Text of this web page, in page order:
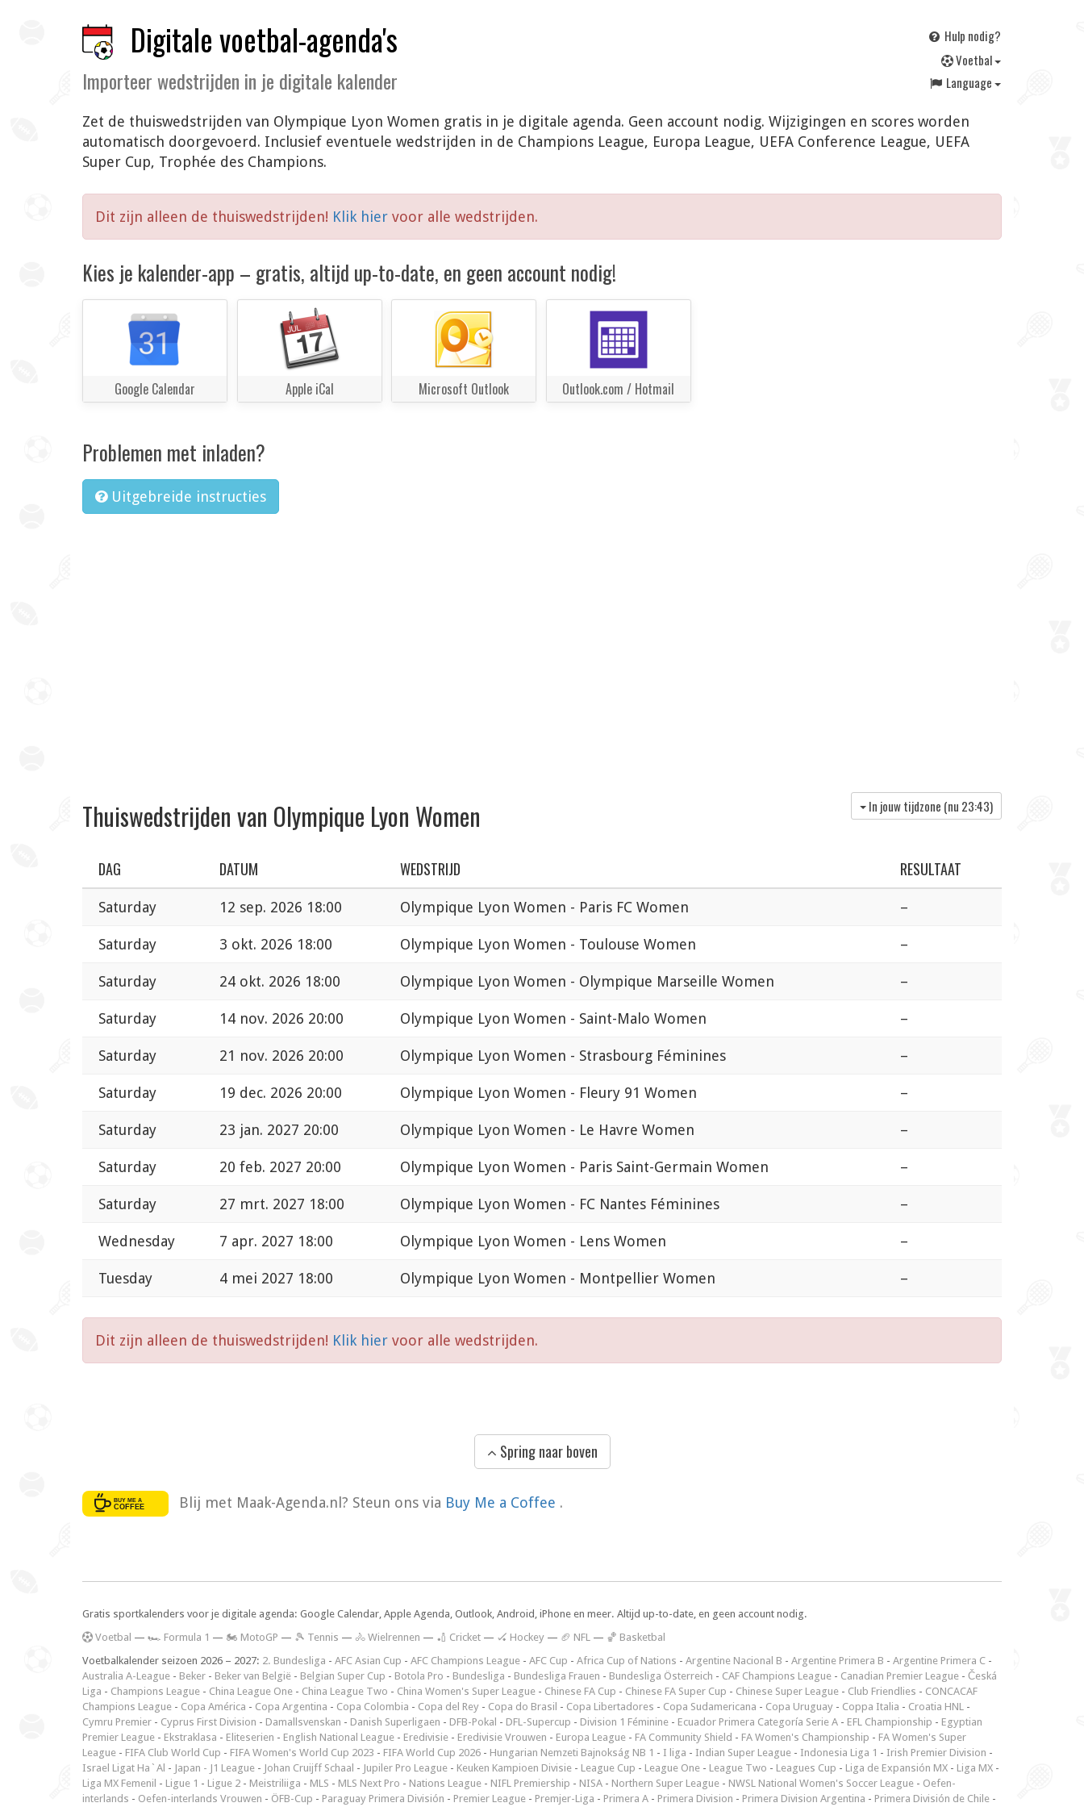
Digitale voetbal-agenda's
Importeer wedstrijden in je digitale kalender
Hulp nodig?
Voetbal
Language
Zet de thuiswedstrijden van Olympique Lyon Women gratis in je digitale agenda. Geen account nodig. Wijzigingen en scores worden
automatisch doorgevoerd. Inclusief eventuele wedstrijden in de Champions League, Europa League, UEFA Conference League, UEFA
Super Cup, Trophée des Champions.
Dit zijn alleen de thuiswedstrijden! Klik hier voor alle wedstrijden.
Kies je kalender-app – gratis, altijd up-to-date, en geen account nodig!
Google Calendar Apple iCal Microsoft Outlook Outlook.com / Hotmail
Problemen met inladen?
Uitgebreide instructies
Thuiswedstrijden van Olympique Lyon Women In jouw tijdzone (nu 23:43)
DAG DATUM WEDSTRIJD RESULTAAT
Saturday 12 sep. 2026 18:00 Olympique Lyon Women - Paris FC Women –
Saturday 3 okt. 2026 18:00 Olympique Lyon Women - Toulouse Women –
Saturday 24 okt. 2026 18:00 Olympique Lyon Women - Olympique Marseille Women –
Saturday 14 nov. 2026 20:00 Olympique Lyon Women - Saint-Malo Women –
Saturday 21 nov. 2026 20:00 Olympique Lyon Women - Strasbourg Féminines –
Saturday 19 dec. 2026 20:00 Olympique Lyon Women - Fleury 91 Women –
Saturday 23 jan. 2027 20:00 Olympique Lyon Women - Le Havre Women –
Saturday 20 feb. 2027 20:00 Olympique Lyon Women - Paris Saint-Germain Women –
Saturday 27 mrt. 2027 18:00 Olympique Lyon Women - FC Nantes Féminines –
Wednesday 7 apr. 2027 18:00 Olympique Lyon Women - Lens Women –
Tuesday 4 mei 2027 18:00 Olympique Lyon Women - Montpellier Women –
Dit zijn alleen de thuiswedstrijden! Klik hier voor alle wedstrijden.
Spring naar boven
Blij met Maak-Agenda.nl? Steun ons via Buy Me a Coffee .
Gratis sportkalenders voor je digitale agenda: Google Calendar, Apple Agenda, Outlook, Android, iPhone en meer. Altijd up-to-date, en geen account nodig.
Voetbal — 🏎️ Formula 1 — 🏍 MotoGP — 🎾 Tennis — 🚴 Wielrennen — 🏏 Cricket — 🏑 Hockey — 🏈 NFL — 🏀 Basketbal
Voetbalkalender seizoen 2026 – 2027: 2. Bundesliga - AFC Asian Cup - AFC Champions League - AFC Cup - Africa Cup of Nations - Argentine Nacional B - Argentine Primera B - Argentine Primera C -
Australia A-League - Beker - Beker van België - Belgian Super Cup - Botola Pro - Bundesliga - Bundesliga Frauen - Bundesliga Österreich - CAF Champions League - Canadian Premier League - Česká
Liga - Champions League - China League One - China League Two - China Women's Super League - Chinese FA Cup - Chinese FA Super Cup - Chinese Super League - Club Friendlies - CONCACAF
Champions League - Copa América - Copa Argentina - Copa Colombia - Copa del Rey - Copa do Brasil - Copa Libertadores - Copa Sudamericana - Copa Uruguay - Coppa Italia - Croatia HNL -
Cymru Premier - Cyprus First Division - Damallsvenskan - Danish Superligaen - DFB-Pokal - DFL-Supercup - Division 1 Féminine - Ecuador Primera Categoría Serie A - EFL Championship - Egyptian
Premier League - Ekstraklasa - Eliteserien - English National League - Eredivisie - Eredivisie Vrouwen - Europa League - FA Community Shield - FA Women's Championship - FA Women's Super
League - FIFA Club World Cup - FIFA Women's World Cup 2023 - FIFA World Cup 2026 - Hungarian Nemzeti Bajnokság NB 1 - I liga - Indian Super League - Indonesia Liga 1 - Irish Premier Division -
Israel Ligat Ha`Al - Japan - J1 League - Johan Cruijff Schaal - Jupiler Pro League - Keuken Kampioen Divisie - League Cup - League One - League Two - Leagues Cup - Liga de Expansión MX - Liga MX -
Liga MX Femenil - Ligue 1 - Ligue 2 - Meistriliiga - MLS - MLS Next Pro - Nations League - NIFL Premiership - NISA - Northern Super League - NWSL National Women's Soccer League - Oefen-
interlands - Oefen-interlands Vrouwen - ÖFB-Cup - Paraguay Primera División - Premier League - Premjer-Liga - Primera A - Primera Division - Primera Division Argentina - Primera División de Chile -